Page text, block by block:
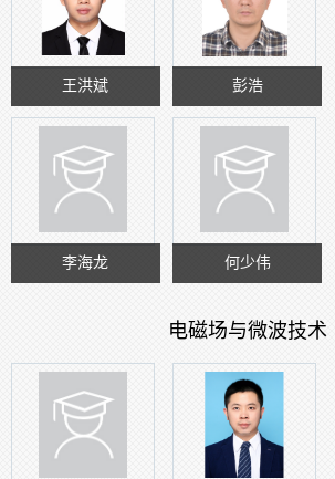
王洪斌 彭浩
李海龙 何少伟
电磁场与微波技术